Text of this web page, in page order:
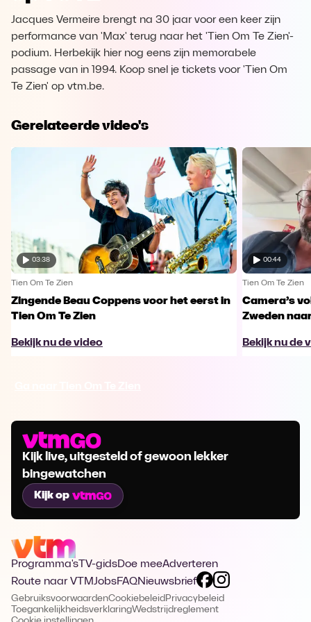
Jacques Vermeire brengt na 30 jaar voor een keer zijn
performance van 'Max' terug naar het 'Tien Om Te Zien'-
podium. Herbekijk hier nog eens zijn memorabele
passage van in 1994. Koop snel je tickets voor 'Tien Om
Te Zien' op vtm.be.
Gerelateerde video's
03:38
Tien Om Te Zien
Zingende Beau Coppens voor het eerst in
Tien Om Te Zien
Bekijk nu de video
00:44
Tien Om Te Zien
Camera’s
Zweden
Bekijk nu de
Kijk live, uitgesteld of gewoon lekker
bingewatchen
Kijk op
Programma's TV-gidsDoe meeAdverteren
Route naar VTMJobsFAQNieuwsbrief
GebruiksvoorwaardenCookiebeleid Privacybeleid
ToegankelijkheidsverklaringWedstrijdreglement